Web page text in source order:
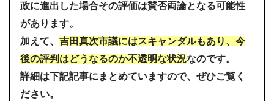
政に進出した場合その評価は賛否両論となる可能性
があります。
加えて、 吉田真次市議にはスキャンダルもあり、今
後の評判はどうなるのか不透明な状況なのです。
詳細は下記記事にまとめていますので、ぜひご覧く
ださい。